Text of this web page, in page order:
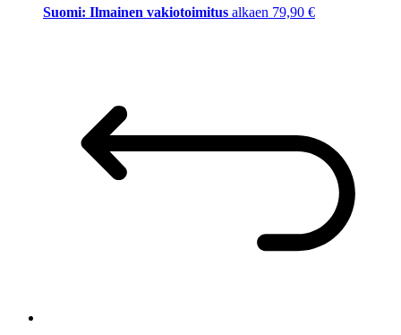
Suomi: Ilmainen vakiotoimitus alkaen 79,90 €